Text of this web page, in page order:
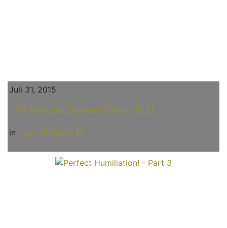
Juli 31, 2015
Without the Slightest Chance! Teil 1
in Lady Christina M.